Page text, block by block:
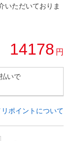
いただいておりま
14178 円
いで
リポイントについて